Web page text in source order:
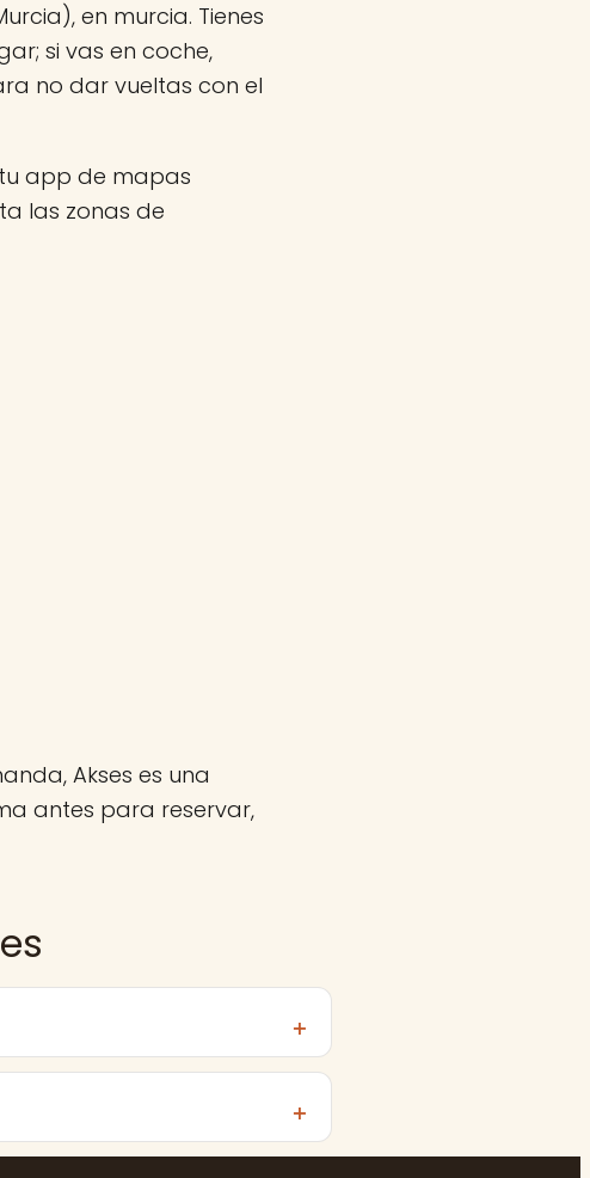
en murcia. Tienes
si vas en coche,
no dar vueltas con el
app de mapas
las zonas de
Akses es una
antes para reservar,